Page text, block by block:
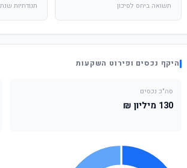
תשואה ביחס לסיכון תנודתיות
היקף נכסים ופירוט השקעות
סה"כ נכסים
130 מיליון ₪